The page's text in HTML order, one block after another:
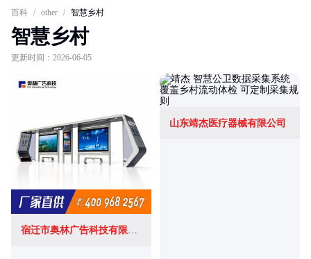
百科 / other / 智慧乡村
智慧乡村
更新时间：2026-06-05
宿迁市奥林广告科技有限公司
山东靖杰医疗器械有限公司